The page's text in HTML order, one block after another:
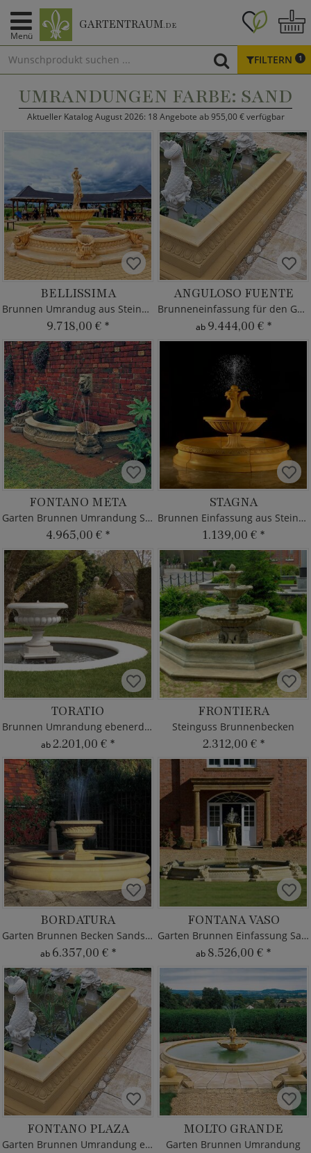
Menü
GARTENTRAUM.DE
FILTERN 1
UMRANDUNGEN FARBE: SAND
Aktueller Katalog August 2026: 18 Angebote ab 955,00 € verfügbar
BELLISSIMA
Brunnen Umrandug aus Steinguss
9.718,00 € *
ANGULOSO FUENTE
Brunneneinfassung für den Garten eckig
ab 9.444,00 € *
FONTANO META
Garten Brunnen Umrandung Sandstein
4.965,00 € *
STAGNA
Brunnen Einfassung aus Steinguss
1.139,00 € *
TORATIO
Brunnen Umrandung ebenerdig Steinguss
ab2.201,00 € *
FRONTIERA
Steinguss Brunnenbecken
2.312,00 € *
BORDATURA
Garten Brunnen Becken Sandstein
ab 6.357,00 € *
FONTANA VASO
Garten Brunnen Einfassung Sandstein
ab 8.526,00 € *
FONTANO PLAZA
Garten Brunnen Umrandung eckig Stein
MOLTO GRANDE
Garten Brunnen Umrandung